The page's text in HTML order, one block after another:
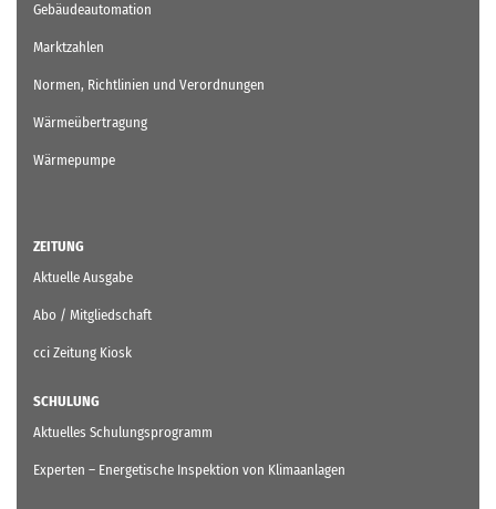
Gebäudeautomation
Marktzahlen
Normen, Richtlinien und Verordnungen
Wärmeübertragung
Wärmepumpe
ZEITUNG
Aktuelle Ausgabe
Abo / Mitgliedschaft
cci Zeitung Kiosk
SCHULUNG
Aktuelles Schulungsprogramm
Experten – Energetische Inspektion von Klimaanlagen